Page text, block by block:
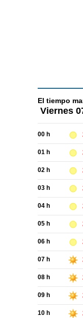
El tiempo
Viernes
00 h
01 h
02 h
03 h
04 h
05 h
06 h
07 h
08 h
09 h
10 h